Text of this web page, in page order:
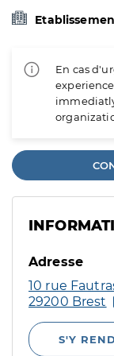
En cas
Adresse
10 rue
29200 Brest
S'Y